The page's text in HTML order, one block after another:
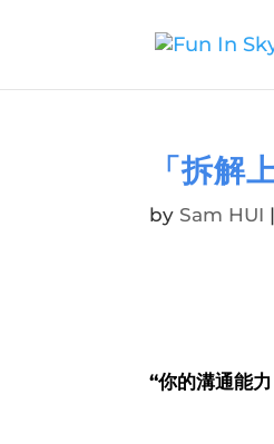
「拆解
by Sam HUI
“你的溝通能